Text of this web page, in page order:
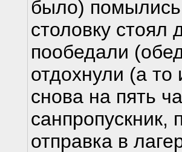
было) помылись
столовку стоял
пообедали
отдохнули (а
снова на пять
санпропускник,
отправка в